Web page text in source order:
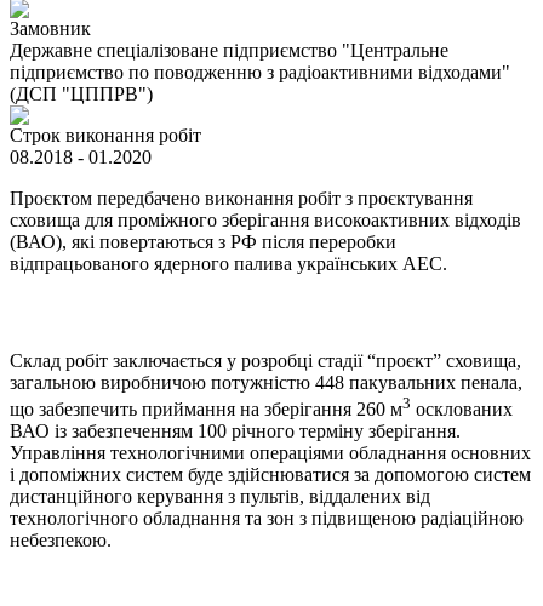
Замовник
Державне спеціалізоване підприємство "Центральне
підприємство по поводженню з радіоактивними відходами"
(ДСП "ЦППРВ")
Строк виконання робіт
08.2018 - 01.2020
Проєктом передбачено виконання робіт з проєктування
сховища для проміжного зберігання високоактивних відходів
(ВАО), які повертаються з РФ після переробки
відпрацьованого ядерного палива українських АЕС.
Склад робіт заключається у розробці стадії “проєкт” сховища,
загальною виробничою потужністю 448 пакувальних пенала,
що забезпечить приймання на зберігання 260 м3 осклованих
ВАО із забезпеченням 100 річного терміну зберігання.
Управління технологічними операціями обладнання основних
і допоміжних систем буде здійснюватися за допомогою систем
дистанційного керування з пультів, віддалених від
технологічного обладнання та зон з підвищеною радіаційною
небезпекою.